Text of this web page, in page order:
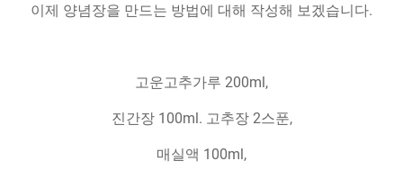
이제 양념장을 만드는 방법에 대해 작성해 보겠습니다.
고운고추가루 200ml,
진간장 100ml. 고추장 2스푼,
매실액 100ml,